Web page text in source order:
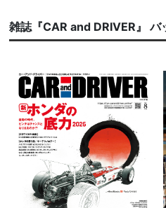
雑誌『CAR and DRIVER』 バ